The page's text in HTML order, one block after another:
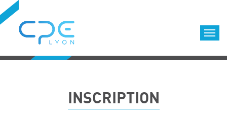
Formations diplômantesINSCRIPTION
Cookies management panel